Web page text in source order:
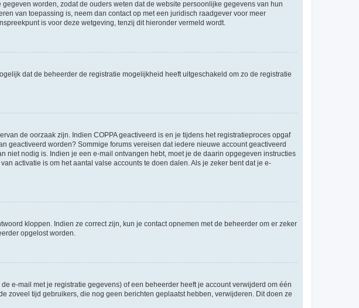
worden, zodat de ouders weten dat de website persoonlijke gegevens van hun
van toepassing is, neem dan contact op met een juridisch raadgever voor meer
is voor deze wetgeving, tenzij dit hieronder vermeld wordt.
dat de beheerder de registratie mogelijkheid heeft uitgeschakeld om zo de registratie
de oorzaak zijn. Indien COPPA geactiveerd is en je tijdens het registratieproces opgaf
geactiveerd worden? Sommige forums vereisen dat iedere nieuwe account geactiveerd
niet nodig is. Indien je een e-mail ontvangen hebt, moet je de daarin opgegeven instructies
activatie is om het aantal valse accounts te doen dalen. Als je zeker bent dat je e-
kloppen. Indien ze correct zijn, kun je contact opnemen met de beheerder om er zeker
opgelost worden.
e-mail met je registratie gegevens) of een beheerder heeft je account verwijderd om één
zoveel tijd gebruikers, die nog geen berichten geplaatst hebben, verwijderen. Dit doen ze